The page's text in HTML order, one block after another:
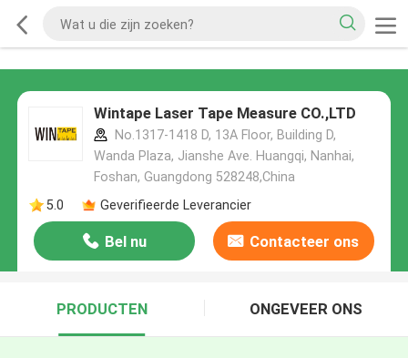
Wintape Laser Tape Measure CO.,LTD
No.1317-1418 D, 13A Floor, Building D,
Wanda Plaza, Jianshe Ave. Huangqi, Nanhai,
Foshan, Guangdong 528248,China
5.0
Geverifieerde Leverancier
Bel nu Contacteer ons
PRODUCTEN ONGEVEER ONS